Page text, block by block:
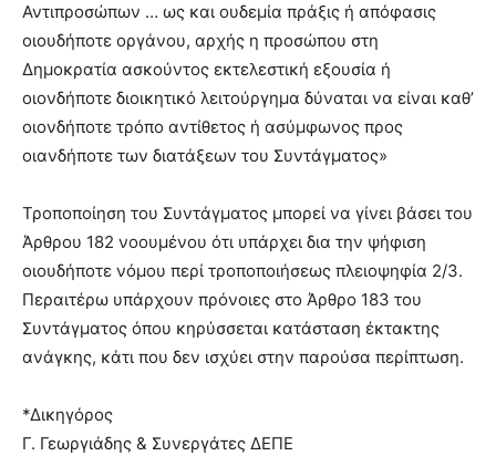
Αντιπροσώπων … ως και ουδεμία πράξις ή απόφασις
οιουδήποτε οργάνου, αρχής η προσώπου στη
Δημοκρατία ασκούντος εκτελεστική εξουσία ή
οιονδήποτε διοικητικό λειτούργημα δύναται να είναι καθ’
οιονδήποτε τρόπο αντίθετος ή ασύμφωνος προς
οιανδήποτε των διατάξεων του Συντάγματος»
Τροποποίηση του Συντάγματος μπορεί να γίνει βάσει του
Άρθρου 182 νοουμένου ότι υπάρχει δια την ψήφιση
οιουδήποτε νόμου περί τροποποιήσεως πλειοψηφία 2/3.
Περαιτέρω υπάρχουν πρόνοιες στο Άρθρο 183 του
Συντάγματος όπου κηρύσσεται κατάσταση έκτακτης
ανάγκης, κάτι που δεν ισχύει στην παρούσα περίπτωση.
*Δικηγόρος
Γ. Γεωργιάδης & Συνεργάτες ΔΕΠΕ